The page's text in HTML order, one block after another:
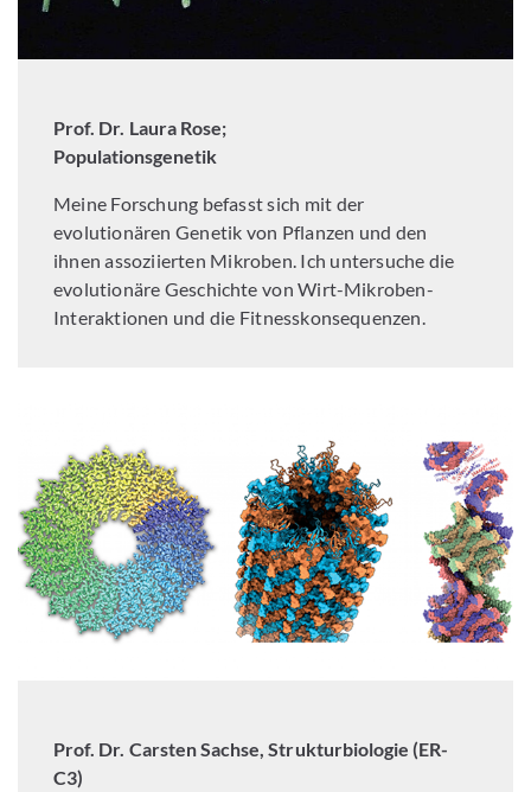
Prof. Dr. Laura Rose;
Populationsgenetik
Meine Forschung befasst sich mit der
evolutionären Genetik von Pflanzen und den
ihnen assoziierten Mikroben. Ich untersuche die
evolutionäre Geschichte von Wirt-Mikroben-
Interaktionen und die Fitnesskonsequenzen.
Prof. Dr. Carsten Sachse,Strukturbiologie (ER-
C3)